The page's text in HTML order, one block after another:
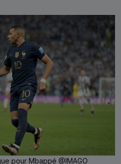
pour Mbappé @IMAGO